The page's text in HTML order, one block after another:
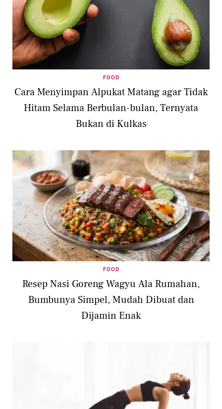
FOOD
Cara Menyimpan Alpukat Matang agar Tidak
Hitam Selama Berbulan-bulan, Ternyata
Bukan di Kulkas
FOOD
Resep Nasi Goreng Wagyu Ala Rumahan,
Bumbunya Simpel, Mudah Dibuat dan
Dijamin Enak